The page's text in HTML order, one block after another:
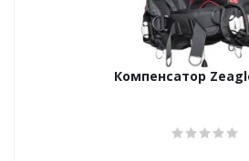
Компенсатор